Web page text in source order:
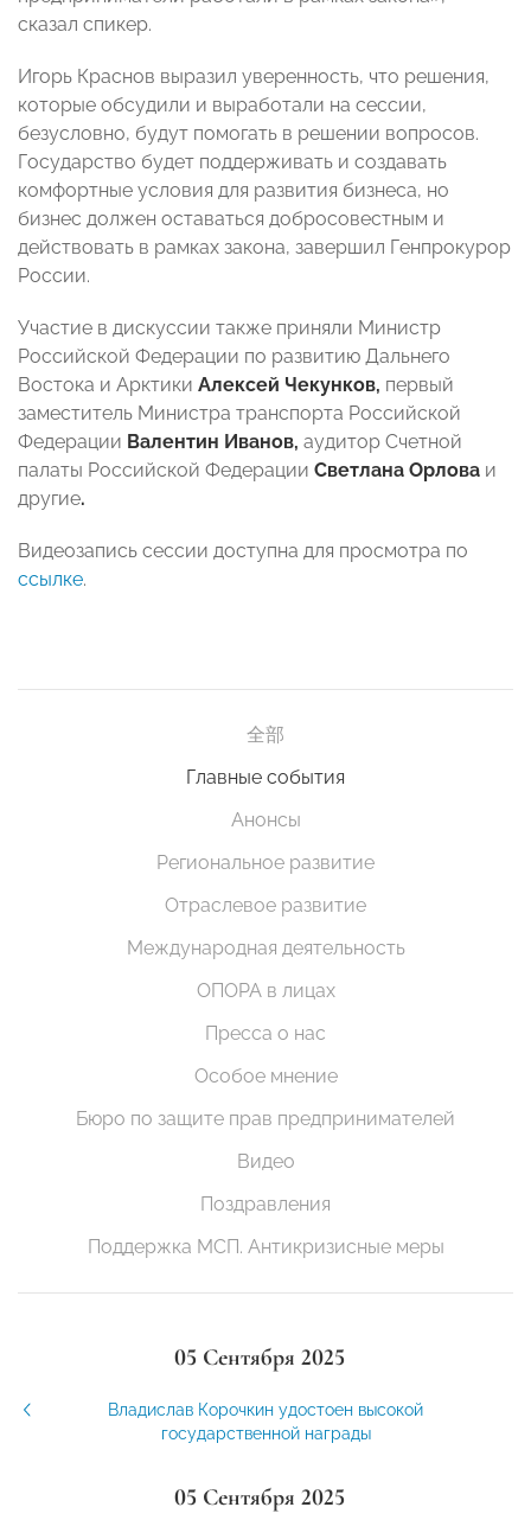
сказал спикер.
Игорь Краснов выразил уверенность, что решения,
которые обсудили и выработали на сессии,
безусловно, будут помогать в решении вопросов.
Государство будет поддерживать и создавать
комфортные условия для развития бизнеса, но
бизнес должен оставаться добросовестным и
действовать в рамках закона, завершил Генпрокурор
России.
Участие в дискуссии также приняли Министр
Российской Федерации по развитию Дальнего
Востока и Арктики Алексей Чекунков, первый
заместитель Министра транспорта Российской
Федерации Валентин Иванов, аудитор Счетной
палаты Российской Федерации Светлана Орлова и
другие.
Видеозапись сессии доступна для просмотра по
ссылке.
全部
Главные события
Анонсы
Региональное развитие
Отраслевое развитие
Международная деятельность
ОПОРА в лицах
Пресса о нас
Особое мнение
Бюро по защите прав предпринимателей
Видео
Поздравления
Поддержка МСП. Антикризисные меры
05 Сентября 2025
Владислав Корочкин удостоен высокой
государственной награды
05 Сентября 2025